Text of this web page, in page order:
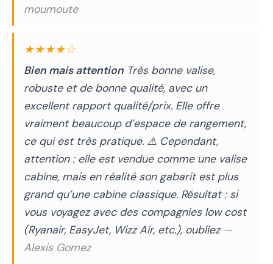
moumoute
★★★★☆
Bien mais attention Très bonne valise,
robuste et de bonne qualité, avec un
excellent rapport qualité/prix. Elle offre
vraiment beaucoup d’espace de rangement,
ce qui est très pratique. ⚠️ Cependant,
attention : elle est vendue comme une valise
cabine, mais en réalité son gabarit est plus
grand qu’une cabine classique. Résultat : si
vous voyagez avec des compagnies low cost
(Ryanair, EasyJet, Wizz Air, etc.), oubliez —
Alexis Gomez